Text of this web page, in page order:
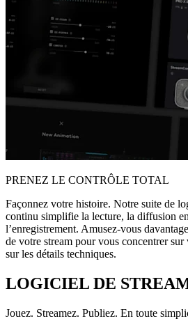
PRENEZ LE CONTRÔLE TOTAL
Façonnez votre histoire. Notre suite de
continu simplifie la lecture, la diffusion
l’enregistrement. Amusez-vous
de votre stream pour vous concentrer
sur les détails techniques.
LOGICIEL DE
Jouez. Streamez. Publiez. En toute